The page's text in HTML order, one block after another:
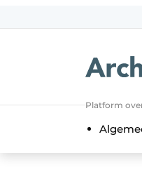
Platform